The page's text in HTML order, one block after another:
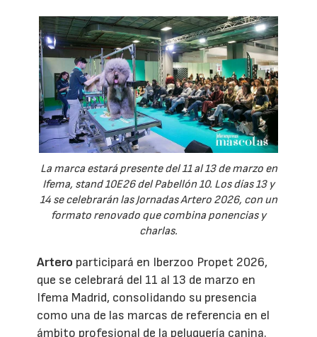
La marca estará presente del 11 al 13 de marzo en
Ifema, stand 10E26 del Pabellón 10. Los días 13 y
14 se celebrarán las Jornadas Artero 2026, con un
formato renovado que combina ponencias y
charlas.
Artero participará en Iberzoo Propet 2026,
que se celebrará del 11 al 13 de marzo en
Ifema Madrid, consolidando su presencia
como una de las marcas de referencia en el
ámbito profesional de la peluquería canina.